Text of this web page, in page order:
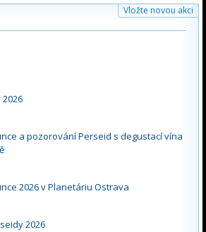
Vložte novou akci
a pozorování Perseid s degustací vína
2026 v Planetáriu Ostrava
2026